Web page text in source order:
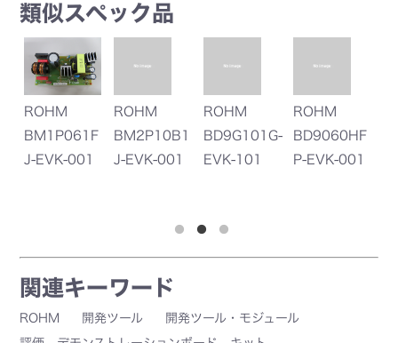
類似スペック品
ROHM
BM1P061F
J-EVK-001
ROHM
BM2P10B1
J-EVK-001
ROHM
BD9G101G-
EVK-101
ROHM
BD9060HF
P-EVK-001
関連キーワード
ROHM 開発ツール
開発ツール・モジュール